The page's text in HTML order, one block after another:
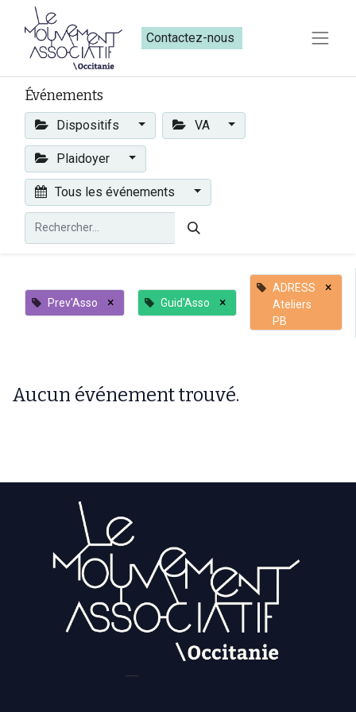
Contactez-nous​​
Événements
Dispositifs VA
Plaidoyer
Tous les événements
Prev'Asso × Guid'Asso ×
ADRESS
Ateliers
PB
×
Aucun événement trouvé.